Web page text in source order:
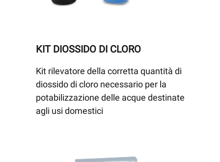
KIT DIOSSIDO DI CLORO
Kit rilevatore della corretta quantità di
diossido di cloro necessario per la
potabilizzazione delle acque destinate
agli usi domestici